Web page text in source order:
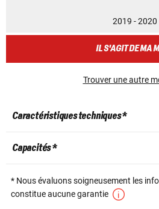
2019 - 2020
IL S'AGIT DE MA
Trouver une autre
Caractéristiques techniques *
Capacités *
* Nous évaluons soigneusement les
constitue aucune garantie